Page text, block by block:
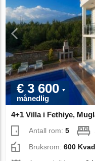
€ 3 600
månedlig
4+1 Villa i Fethiye,
Antall rom:5
Bruksrom:600